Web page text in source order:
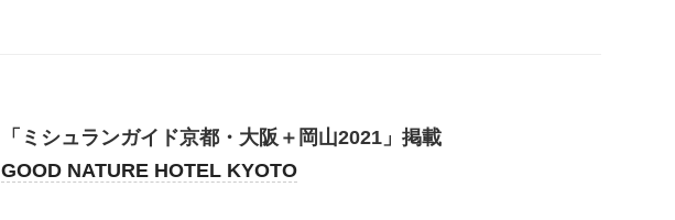
「ミシュランガイド京都・大阪＋岡山2021」掲載
GOOD NATURE HOTEL KYOTO